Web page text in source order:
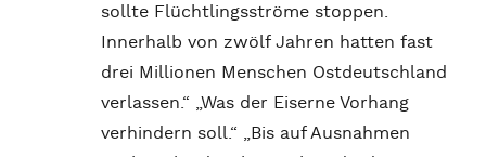
sollte Flüchtlingsströme stoppen.
Innerhalb von zwölf Jahren hatten fast
drei Millionen Menschen Ostdeutschland
verlassen.“ „Was der Eiserne Vorhang
verhindern soll.“ „Bis auf Ausnahmen